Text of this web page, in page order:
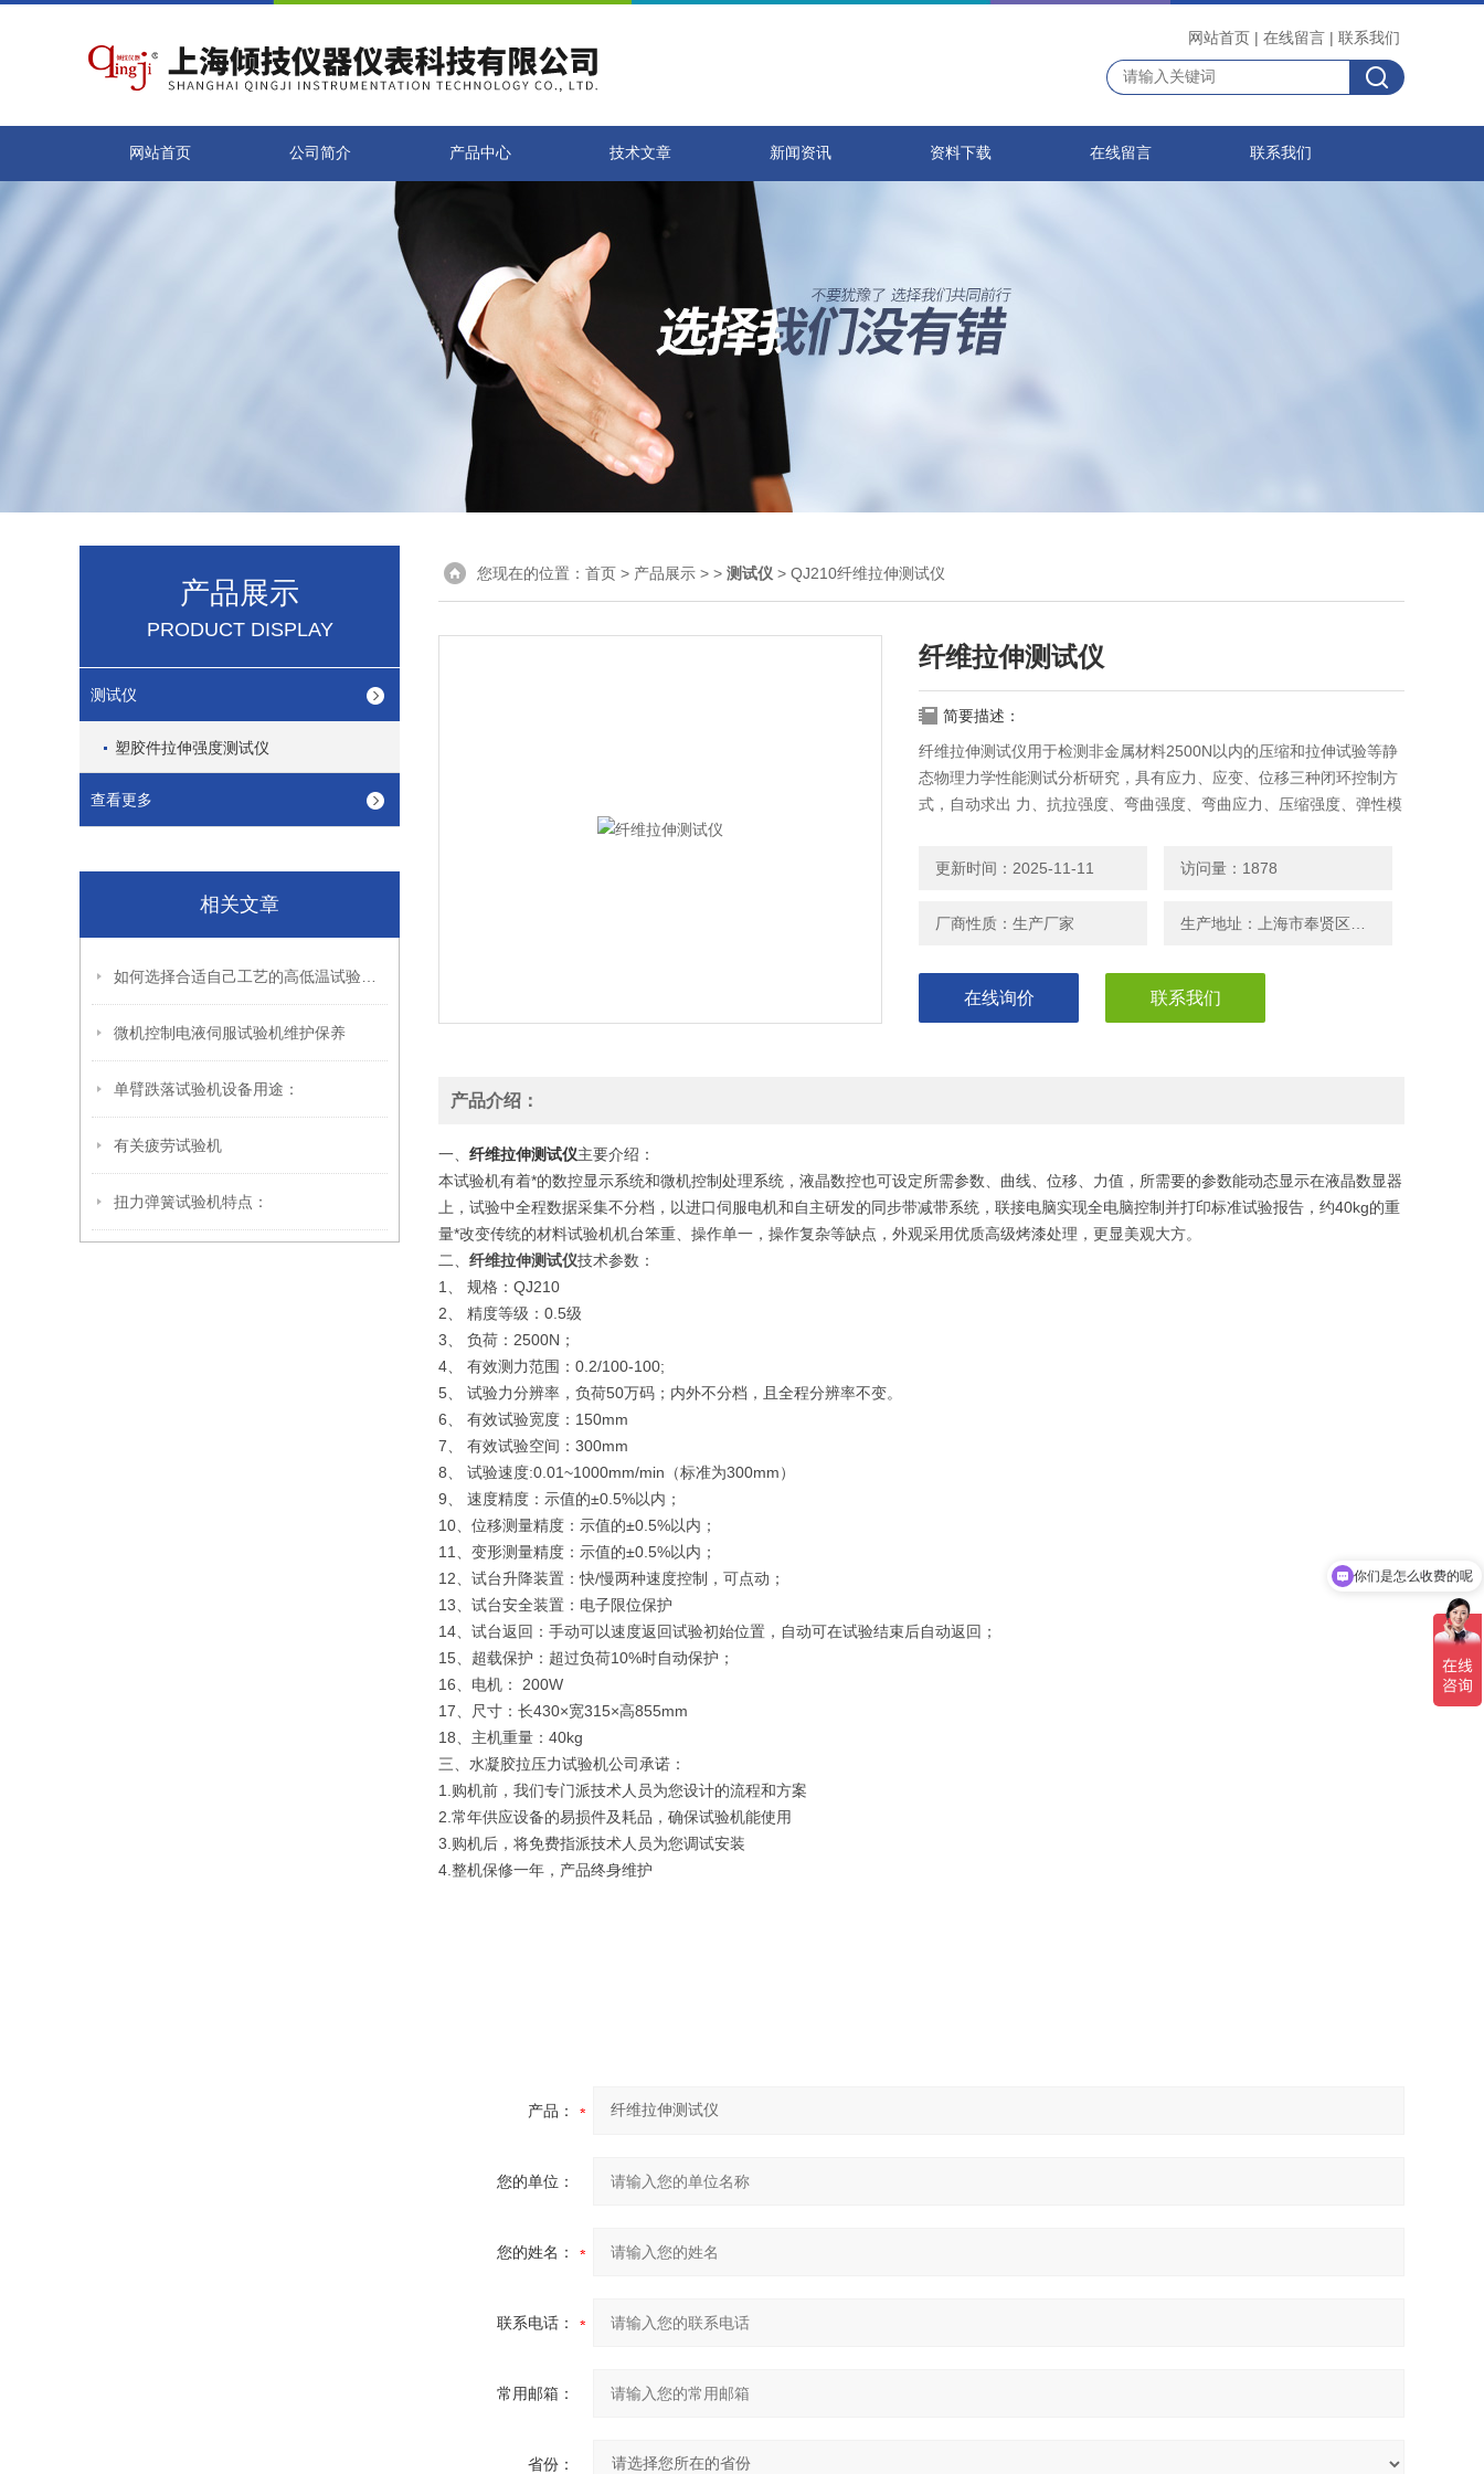
网站首页 | 在线留言 | 联系我们
网站首页 公司简介 产品中心 技术文章 新闻资讯 资料下载 在线留言 联系我们
产品展示
PRODUCT DISPLAY
测试仪
塑胶件拉伸强度测试仪
查看更多
相关文章
微机控制电液伺服试验机维护保养
单臂跌落试验机设备用途：
有关疲劳试验机
扭力弹簧试验机特点：
您现在的位置： 首页 > 产品展示 > > 测试仪 > QJ210纤维拉伸测试仪
纤维拉伸测试仪
简要描述：
纤维拉伸测试仪用于检测非金属材料2500N以内的压缩和拉伸试验等静
态物理力学性能测试分析研究，具有应力、应变、位移三种闭环控制方
式，自动求出 力、抗拉强度、弯曲强度、弯曲应力、压缩强度、弹性模
更新时间：2025-11-11 访问量：1878
厂商性质：生产厂家
在线询价 联系我们
产品介绍：
一、 纤维拉伸测试仪主要介绍：
本试验机有着*的数控显示系统和微机控制处理系统，液晶数控也可设定所需参数、曲线、位移、力值，所需要的参数能动态显示在液晶数显器
上，试验中全程数据采集不分档，以进口伺服电机和自主研发的同步带减带系统，联接电脑实现全电脑控制并打印标准试验报告，约40kg的重
量*改变传统的材料试验机机台笨重、操作单一，操作复杂等缺点，外观采用优质高级烤漆处理，更显美观大方。
二、 纤维拉伸测试仪技术参数：
1、 规格：QJ210
2、 精度等级：0.5级
3、 负荷：2500N；
4、 有效测力范围：0.2/100-100;
5、 试验力分辨率，负荷50万码；内外不分档，且全程分辨率不变。
6、 有效试验宽度：150mm
7、 有效试验空间：300mm
8、 试验速度:0.01~1000mm/min（标准为300mm）
9、 速度精度：示值的±0.5%以内；
10、位移测量精度：示值的±0.5%以内；
11、变形测量精度：示值的±0.5%以内；
12、试台升降装置：快/慢两种速度控制，可点动；
13、试台安全装置：电子限位保护
14、试台返回：手动可以速度返回试验初始位置，自动可在试验结束后自动返回；
15、超载保护：超过负荷10%时自动保护；
16、电机： 200W
17、尺寸：长430×宽315×高855mm
18、主机重量：40kg
三、水凝胶拉压力试验机公司承诺：
1.购机前，我们专门派技术人员为您设计的流程和方案
2.常年供应设备的易损件及耗品，确保试验机能使用
3.购机后，将免费指派技术人员为您调试安装
4.整机保修一年，产品终身维护
产品：
您的单位：
您的姓名：
联系电话：
常用邮箱：
省份：
你们是怎么收费的呢
现在有优惠活动吗